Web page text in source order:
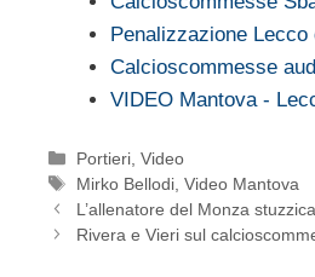
Penalizzazione
Calcioscommesse
VIDEO Mantova -
Categorie
Portieri ,Video
Tag
Mirko Bellodi ,Video Mantova
L’allenatore del Monza
Rivera e Vieri sul